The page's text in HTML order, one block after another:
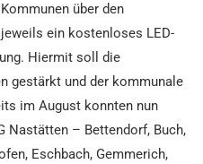
über den
ein kostenloses LED-
Hiermit soll die
gestärkt und der kommunale
im August konnten nun
Nastätten – Bettendorf, Buch,
Eschbach, Gemmerich,